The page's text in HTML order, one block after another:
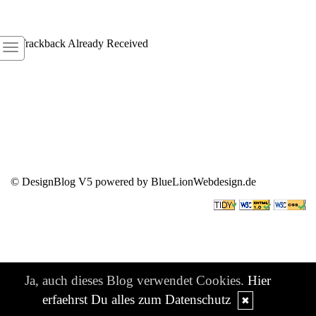
1 Trackback Already Received
© DesignBlog V5 powered by BlueLionWebdesign.de
Ja, auch dieses Blog verwendet Cookies. Hier
erfaehrst Du alles zum Datenschutz
✖